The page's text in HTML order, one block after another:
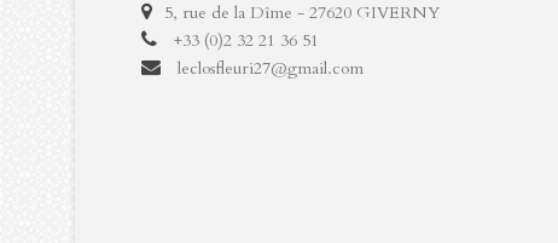
5, rue de la Dîme - 27620 GIVERNY
+33 (0)2 32 21 36 51
leclosfleuri27@gmail.com